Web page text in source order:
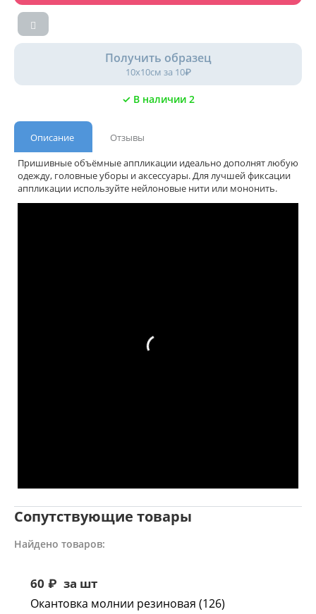
Получить образец
10х10см за 10₽
✓ В наличии 2
Описание
Отзывы
Пришивные объёмные аппликации идеально дополнят любую
одежду, головные уборы и аксессуары. Для лучшей фиксации
аппликации используйте нейлоновые нити или мононить.
Сопутствующие товары
Найдено товаров:
60 ₽ за шт
Окантовка молнии резиновая (126)